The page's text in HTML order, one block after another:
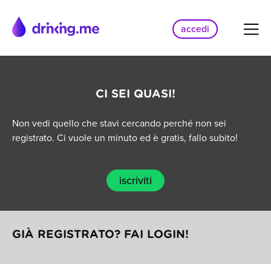
accedi
CI SEI QUASI!
Non vedi quello che stavi cercando perché non sei
registrato. Ci vuole un minuto ed è gratis, fallo subito!
iscriviti
GIÀ REGISTRATO? FAI LOGIN!